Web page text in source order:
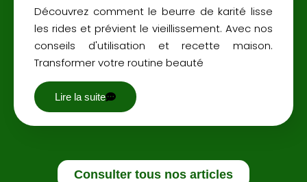
Découvrez comment le beurre de karité lisse
les rides et prévient le vieillissement. Avec nos
conseils d'utilisation et recette maison.
Transformer votre routine beauté
Lire la suite
Consulter tous nos articles